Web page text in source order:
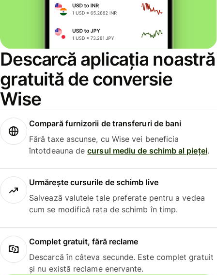
Descarcă aplicația noastră
gratuită de conversie
Wise
Compară furnizorii de transferuri de bani
Fără taxe ascunse, cu Wise vei beneficia
întotdeauna decursul mediu de schimb al pieței.
Urmărește cursurile de schimb live
Salvează valutele tale preferate pentru a vedea
cum se modifică rata de schimb în timp.
Complet gratuit, fără reclame
Descarcă în câteva secunde. Este complet gratuit
și nu există reclame enervante.